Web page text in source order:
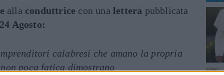
alla conduttrice con una lettera pubblicata
Agosto:
calabresi che amano la propria
poca fatica dimostrano